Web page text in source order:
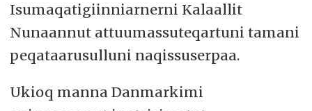
Isumaqatigiinniarnerni Kalaallit
Nunaannut attuumassuteqartuni tamani
peqataarusulluni naqissuserpaa.
Ukioq manna Danmarkimi